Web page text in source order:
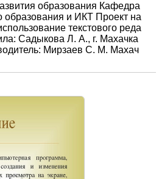
образования Кафедра
образования и ИКТ Проект на
текстового реда
Садыкова Л. А., г. Махачка
Мирзаев С. М. Махач